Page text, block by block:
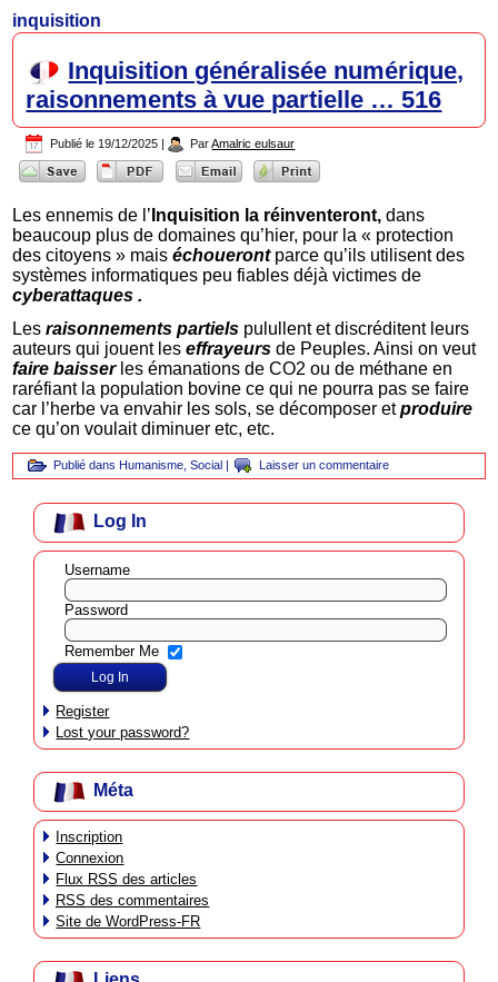
inquisition
Inquisition généralisée numérique,
raisonnements à vue partielle … 516
Publié le 19/12/2025 | Par Amalric eulsaur
Les ennemis de l’ Inquisition la réinventeront,dans
beaucoup plus de domaines qu’hier, pour la « protection
des citoyens » maiséchoueront parce qu’ils utilisent des
systèmes informatiques peu fiables déjà victimes de
cyberattaques .
Les raisonnements partiels pulullent et discréditent leurs
auteurs qui jouent leseffrayeursde Peuples. Ainsi on veut
faire baisser les émanations de CO2 ou de méthane en
raréfiant la population bovine ce qui ne pourra pas se faire
car l’herbe va envahir les sols, se décomposer etproduire
ce qu’on voulait diminuer etc, etc.
Publié dans Humanisme ,Social | Laisser un commentaire
Log In
Username
Password
Remember Me
Register
Lost your password?
Méta
Inscription
Connexion
Flux RSS des articles
RSS des commentaires
Site de WordPress-FR